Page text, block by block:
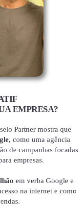
EMPRESA?
Partner mostra que
como uma agência
de campanhas focadas
empresas.
em verba Google e
na internet e como